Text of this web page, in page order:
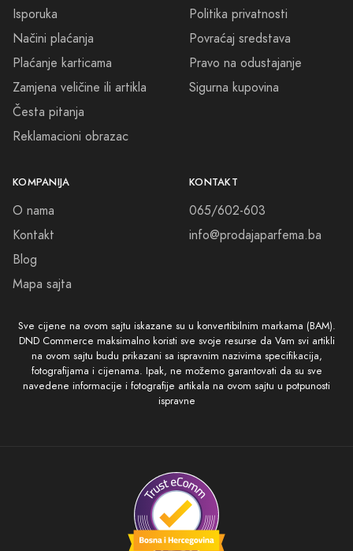
Isporuka
Načini plaćanja
Plaćanje karticama
Zamjena veličine ili artikla
Česta pitanja
Reklamacioni obrazac
Politika privatnosti
Povraćaj sredstava
Pravo na odustajanje
Sigurna kupovina
KOMPANIJA
O nama
Kontakt
Blog
Mapa sajta
KONTAKT
065/602-603
info@prodajaparfema.ba
Sve cijene na ovom sajtu iskazane su u konvertibilnim markama (BAM).
DND Commerce maksimalno koristi sve svoje resurse da Vam svi artikli
na ovom sajtu budu prikazani sa ispravnim nazivima specifikacija,
fotografijama i cijenama. Ipak, ne možemo garantovati da su sve
navedene informacije i fotografije artikala na ovom sajtu u potpunosti
ispravne